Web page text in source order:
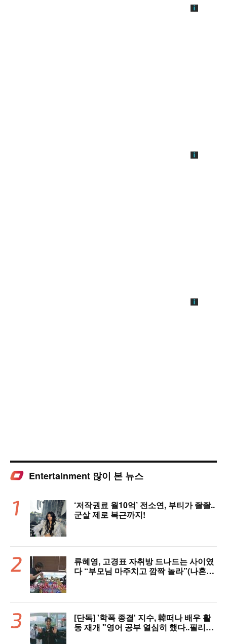
Entertainment 많이 본 뉴스
‘저작권료 월10억’ 전소연, 부티가 좔좔..
군살 제로 복근까지!
류혜영, 고경표 자취방 드나드는 사이였
다 “부모님 마주치고 깜짝 놀라”(나혼자
[단독] '학폭 종결' 지수, 韓떠나 배우 활
동 재개 "영어 공부 열심히 했다..필리핀